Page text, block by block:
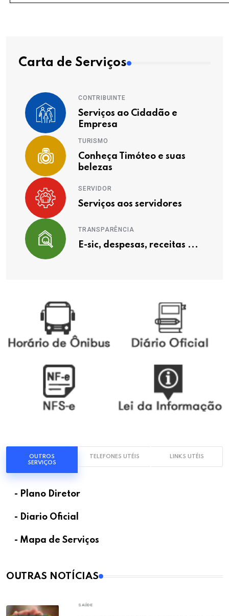
Carta de Serviços
CONTRIBUINTE
Serviços ao Cidadão e
Empresa
TURISMO
Conheça Timóteo e suas
belezas
SERVIDOR
Serviços aos servidores
TRANSPARÊNCIA
E-sic, despesas, receitas ...
OUTROS
SERVIÇOS
TELEFONES UTÉIS LINKS UTÉIS
- Plano Diretor
- Diario Oficial
- Mapa de Serviços
OUTRAS NOTÍCIAS
SAÚDE